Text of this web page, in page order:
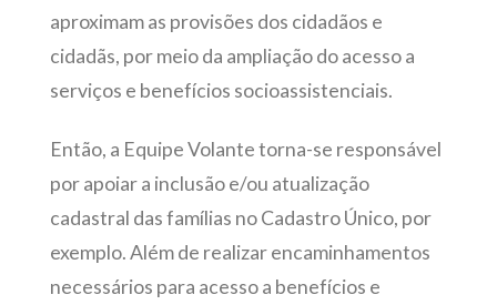
aproximam as provisões dos cidadãos e
cidadãs, por meio da ampliação do acesso a
serviços e benefícios socioassistenciais.
Então, a Equipe Volante torna-se responsável
por apoiar a inclusão e/ou atualização
cadastral das famílias no Cadastro Único, por
exemplo. Além de realizar encaminhamentos
necessários para acesso a benefícios e